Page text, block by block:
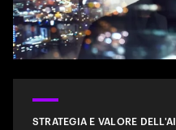
STRATEGIA E VALORE DELL'AI